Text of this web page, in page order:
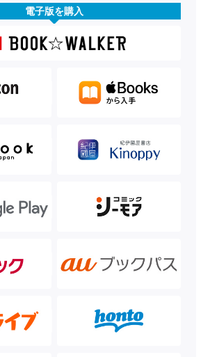
電子版を購入